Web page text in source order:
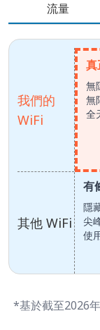
流量
我們的
WiFi
其他 WiFi
真
無
無
全
有
隱
尖
使
*基於截至2026